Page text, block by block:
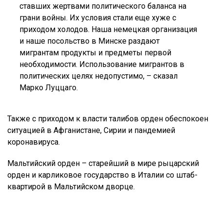
ставших жертвами политического баланса на
грани войны. Их условия стали еще хуже с
приходом холодов. Наша немецкая организация
и наше посольство в Минске раздают
мигрантам продукты и предметы первой
необходимости. Использование мигрантов в
политических целях недопустимо, – сказал
Марко Луццаго.
Также с приходом к власти талибов орден обеспокоен
ситуацией в Афганистане, Сирии и пандемией
коронавируса.
Мальтийский орден – старейший в мире рыцарский
орден и карликовое государство в Италии со штаб-
квартирой в Мальтийском дворце.